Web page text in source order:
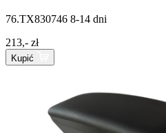
76.TX830746 8-14 dni
213,- zł
Kupić